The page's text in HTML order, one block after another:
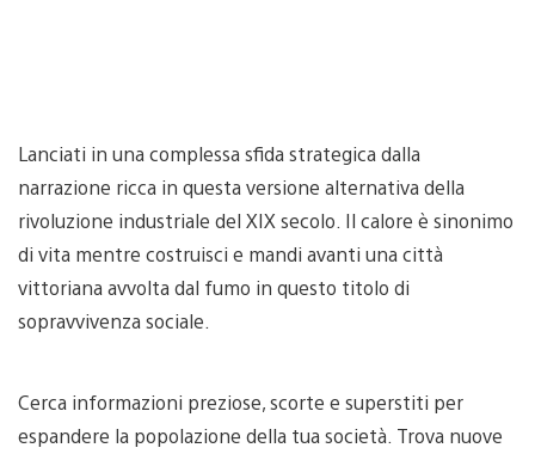
Lanciati in una complessa sfida strategica dalla
narrazione ricca in questa versione alternativa della
rivoluzione industriale del XIX secolo. Il calore è sinonimo
di vita mentre costruisci e mandi avanti una città
vittoriana avvolta dal fumo in questo titolo di
sopravvivenza sociale.
Cerca informazioni preziose, scorte e superstiti per
espandere la popolazione della tua società. Trova nuove